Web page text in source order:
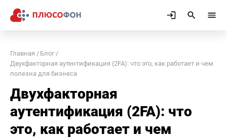
Главная
Блог
Двухфакторная аутентификация (2FA): что это, как работает и чем
полезна для бизнеса
Двухфакторная
аутентификация (2FA): что
это, как работает и чем